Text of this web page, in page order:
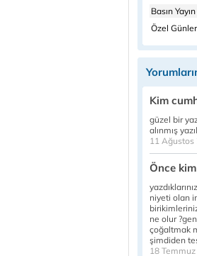
Basın
Özel Günler
Kim
güzel bir
alınmış
11 Ağustos
Önce kim
niyeti olan
ne olur
çoğaltmak
şimdiden
18